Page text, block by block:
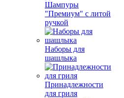
Шампуры
"Премиум" с литой
ручкой
Наборы для
шашлыка
Принадлежности
для гриля